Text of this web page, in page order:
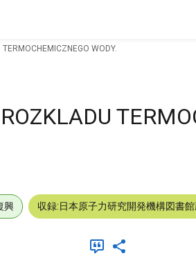
WODY.
興 収録:日本原子力研究開発機構図書